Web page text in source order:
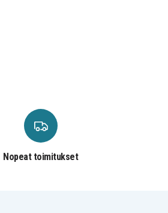
Nopeat toimitukset